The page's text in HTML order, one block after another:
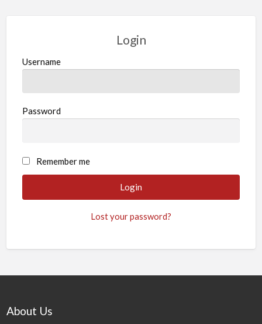
Login
Username
Password
Remember me
Lost your password?
About Us